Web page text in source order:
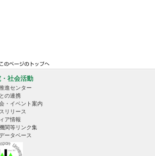
社会活動
進センター
の連携
・イベント案内
リリース
ア情報
関等リンク集
ータベース